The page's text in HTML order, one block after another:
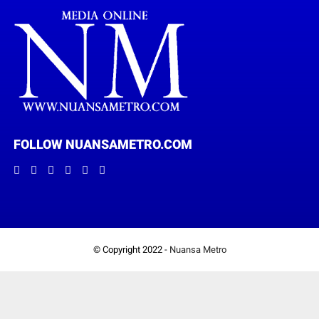
FOLLOW NUANSAMETRO.COM
© Copyright 2022 - Nuansa Metro